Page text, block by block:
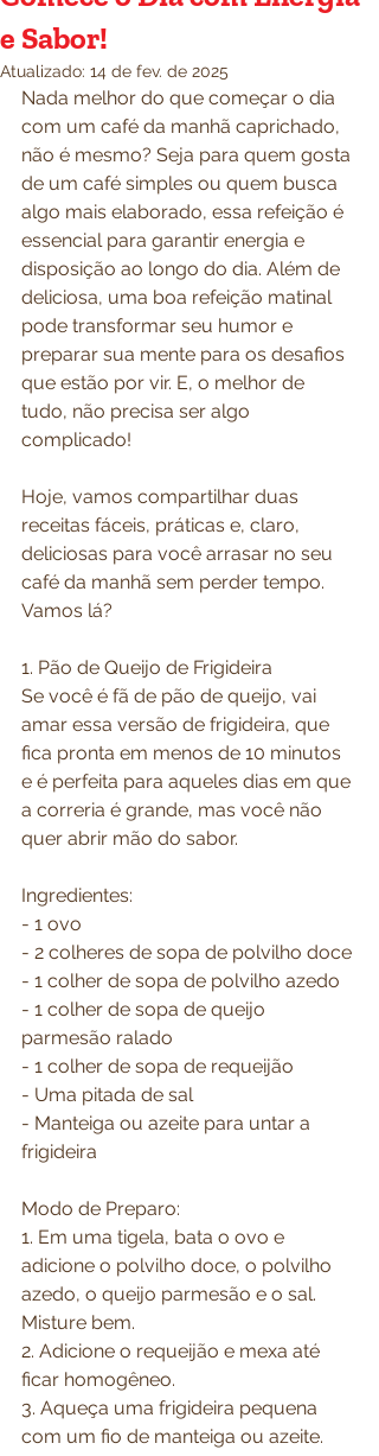
e Sabor!
Atualizado: 14 de fev. de 2025
Nada melhor do que começar o dia
com um café da manhã caprichado,
não é mesmo? Seja para quem gosta
de um café simples ou quem busca
algo mais elaborado, essa refeição é
essencial para garantir energia e
disposição ao longo do dia. Além de
deliciosa, uma boa refeição matinal
pode transformar seu humor e
preparar sua mente para os desafios
que estão por vir. E, o melhor de
tudo, não precisa ser algo
complicado!
Hoje, vamos compartilhar duas
receitas fáceis, práticas e, claro,
deliciosas para você arrasar no seu
café da manhã sem perder tempo.
Vamos lá?
1. Pão de Queijo de Frigideira
Se você é fã de pão de queijo, vai
amar essa versão de frigideira, que
fica pronta em menos de 10 minutos
e é perfeita para aqueles dias em que
a correria é grande, mas você não
quer abrir mão do sabor.
Ingredientes:
- 1 ovo
- 2 colheres de sopa de polvilho doce
- 1 colher de sopa de polvilho azedo
- 1 colher de sopa de queijo
parmesão ralado
- 1 colher de sopa de requeijão
- Uma pitada de sal
- Manteiga ou azeite para untar a
frigideira
Modo de Preparo:
1. Em uma tigela, bata o ovo e
adicione o polvilho doce, o polvilho
azedo, o queijo parmesão e o sal.
Misture bem.
2. Adicione o requeijão e mexa até
ficar homogêneo.
3. Aqueça uma frigideira pequena
com um fio de manteiga ou azeite.